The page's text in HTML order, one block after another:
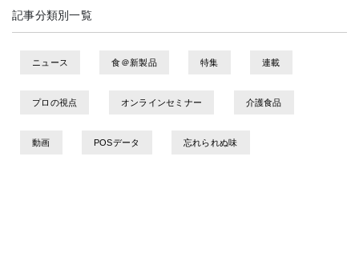
記事分類別一覧
ニュース 食＠新製品 特集 連載
プロの視点 オンラインセミナー 介護食品
動画 POSデータ 忘れられぬ味